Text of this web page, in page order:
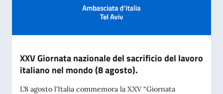
XXV Giornata nazionale del sacrificio del lavoro
italiano nel mondo (8 agosto).
L’8 agosto l'Italia commemora la XXV “Giornata